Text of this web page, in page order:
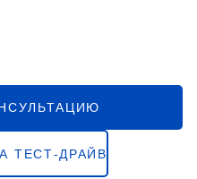
ТЕСТ-ДРАЙВ